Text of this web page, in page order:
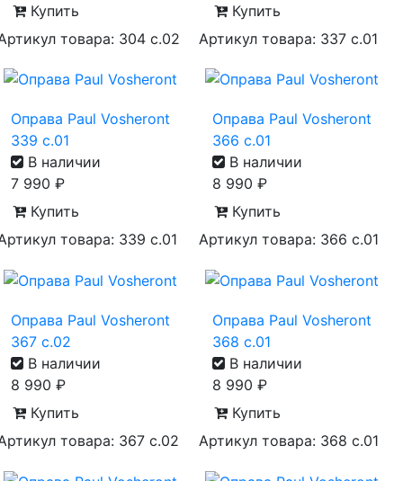
Купить
товара: 304 с.02
Купить
Артикул товара: 337 с.01
Оправа Paul Vosheront
339 с.01
В наличии
7 990 ₽
Купить
товара: 339 с.01
Оправа Paul Vosheront
366 с.01
В наличии
8 990 ₽
Купить
Артикул товара: 366 с.01
Оправа Paul Vosheront
367 с.02
В наличии
8 990 ₽
Купить
товара: 367 с.02
Оправа Paul Vosheront
368 с.01
В наличии
8 990 ₽
Купить
Артикул товара: 368 с.01